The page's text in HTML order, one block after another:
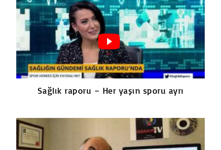
Sağlık raporu – Her yaşın sporu ayrı